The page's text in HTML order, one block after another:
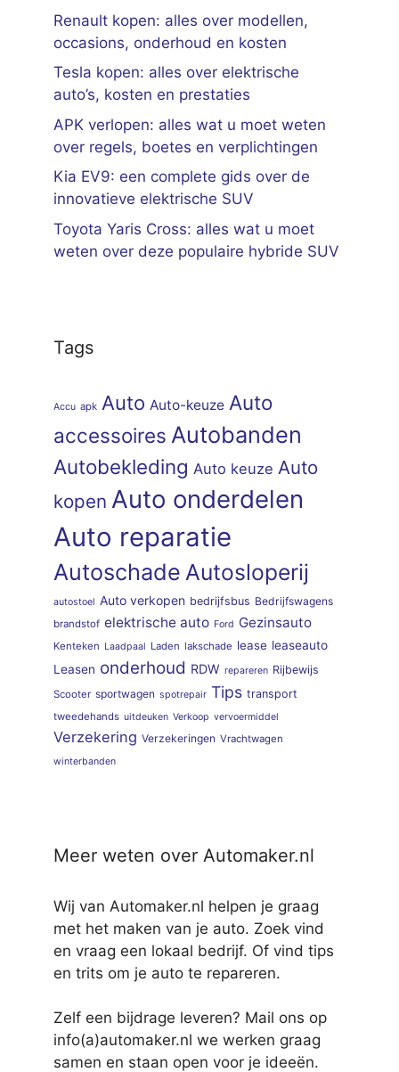
Renault kopen: alles over modellen,
occasions, onderhoud en kosten
Tesla kopen: alles over elektrische
auto’s, kosten en prestaties
APK verlopen: alles wat u moet weten
over regels, boetes en verplichtingen
Kia EV9: een complete gids over de
innovatieve elektrische SUV
Toyota Yaris Cross: alles wat u moet
weten over deze populaire hybride SUV
Tags
Accu apk Auto Auto-keuze Auto
accessoires Autobanden
Autobekleding Auto keuze Auto
kopen Auto onderdelen
Auto reparatie
Autoschade Autosloperij
autostoel Auto verkopen bedrijfsbus Bedrijfswagens
brandstof elektrische auto Ford Gezinsauto
Kenteken Laadpaal Laden lakschade lease leaseauto
Leasen onderhoud RDW repareren Rijbewijs
Scooter sportwagen spotrepair Tips transport
tweedehands uitdeuken Verkoop vervoermiddel
Verzekering Verzekeringen Vrachtwagen
winterbanden
Meer weten over Automaker.nl
Wij van Automaker.nl helpen je graag
met het maken van je auto. Zoek vind
en vraag een lokaal bedrijf. Of vind tips
en trits om je auto te repareren.
Zelf een bijdrage leveren? Mail ons op
info(a)automaker.nl we werken graag
samen en staan open voor je ideeën.